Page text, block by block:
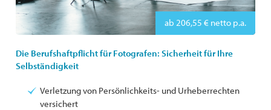
ab 206,55 € netto p.a.
Die Berufshaftpflicht für Fotografen: Sicherheit für Ihre
Selbständigkeit
Verletzung von Persönlichkeits- und Urheberrechten
versichert